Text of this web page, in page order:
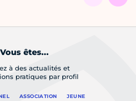
Vous êtes...
à des actualités et
pratiques par profil
ASSOCIATION JEUNE